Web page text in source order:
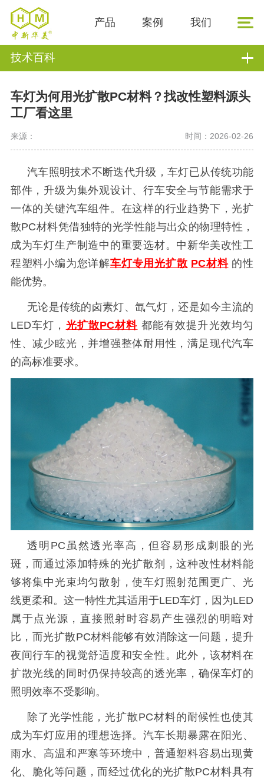
产品 案例 我们
技术百科
车灯为何用光扩散PC材料？找改性塑料源头
工厂看这里
来源： 时间：2026-02-26
汽车照明技术不断迭代升级，车灯已从传统功能
部件，升级为集外观设计、行车安全与节能需求于
一体的关键汽车组件。在这样的行业趋势下，光扩
散PC材料凭借独特的光学性能与出众的物理特性，
成为车灯生产制造中的重要选材。中新华美改性工
程塑料小编为您详解车灯专用光扩散 PC材料 的性
能优势。
无论是传统的卤素灯、氙气灯，还是如今主流的
LED车灯， 光扩散PC材料 都能有效提升光效均匀
性、减少眩光，并增强整体耐用性，满足现代汽车
的高标准要求。
透明 PC虽然透光率高，但容易形成刺眼的光
斑，而通过添加特殊的光扩散剂，这种改性材料能
够将集中光束均匀散射，使车灯照射范围更广、光
线更柔和。这一特性尤其适用于LED车灯，因为LED
属于点光源，直接照射时容易产生强烈的明暗对
比，而光扩散PC材料能够有效消除这一问题，提升
夜间行车的视觉舒适度和安全性。此外，该材料在
扩散光线的同时仍保持较高的透光率，确保车灯的
照明效率不受影响。
除了光学性能，光扩散PC材料的耐候性也使其
成为车灯应用的理想选择。汽车长期暴露在阳光、
雨水、高温和严寒等环境中，普通塑料容易出现黄
化、脆化等问题，而经过优化的光扩散PC材料具有